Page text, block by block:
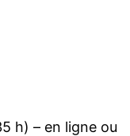
h) – en ligne ou